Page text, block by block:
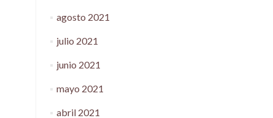
agosto 2021
julio 2021
junio 2021
mayo 2021
abril 2021